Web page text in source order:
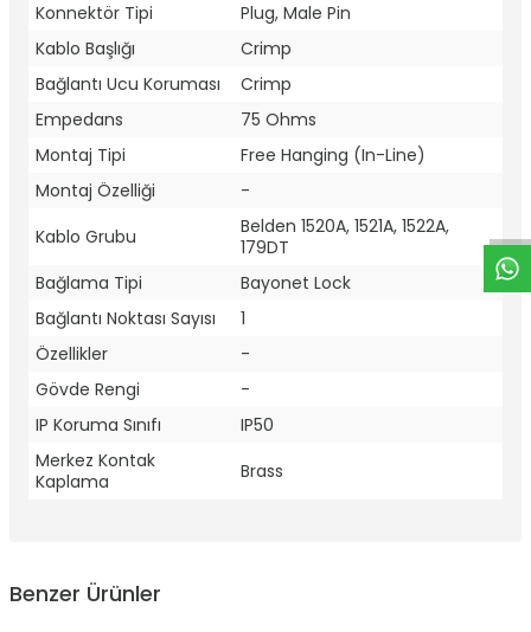
Konnektör Tipi
Plug, Male Pin
Kablo Başlığı
Crimp
Bağlantı Ucu Koruması
Crimp
Empedans
75 Ohms
Montaj Tipi
Free Hanging (In-Line)
Montaj Özelliği
-
Kablo Grubu
Belden 1520A, 1521A, 1522A,
179DT
Bağlama Tipi
Bayonet Lock
Bağlantı Noktası Sayısı
1
Özellikler
-
Gövde Rengi
-
IP Koruma Sınıfı
IP50
Merkez Kontak
Kaplama
Brass
Benzer Ürünler